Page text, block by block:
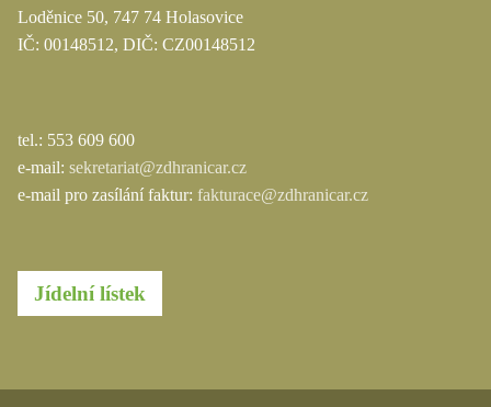
Loděnice 50, 747 74 Holasovice
IČ: 00148512, DIČ: CZ00148512
tel.: 553 609 600
e-mail: sekretariat@zdhranicar.cz
e-mail pro zasílání faktur: fakturace@zdhranicar.cz
Jídelní lístek